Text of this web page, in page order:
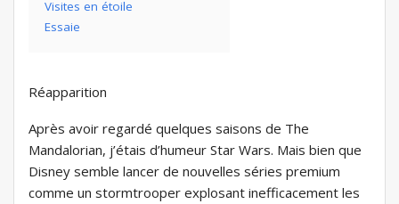
Visites en étoile
Essaie
Réapparition
Après avoir regardé quelques saisons de The
Mandalorian, j’étais d’humeur Star Wars. Mais bien que
Disney semble lancer de nouvelles séries premium
comme un stormtrooper explosant inefficacement les